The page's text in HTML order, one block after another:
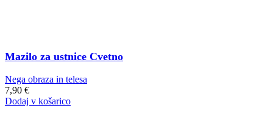
Mazilo za ustnice Cvetno
Nega obraza in telesa
7,90 €
Dodaj v košarico